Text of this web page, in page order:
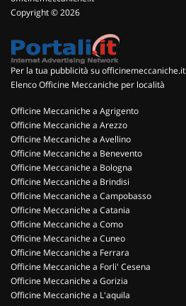
Copyright © 2026
Per la tua pubblicità su officinemeccaniche.it
Elenco Officine Meccaniche per località
Officine Meccaniche a Agrigento
Officine Meccaniche a Arezzo
Officine Meccaniche a Avellino
Officine Meccaniche a Benevento
Officine Meccaniche a Bologna
Officine Meccaniche a Brindisi
Officine Meccaniche a Campobasso
Officine Meccaniche a Catania
Officine Meccaniche a Como
Officine Meccaniche a Cuneo
Officine Meccaniche a Ferrara
Officine Meccaniche a Forli' Cesena
Officine Meccaniche a Gorizia
Officine Meccaniche a L'aquila